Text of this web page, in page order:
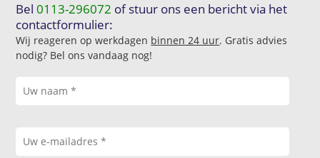
Bel0113-296072 of stuur ons een bericht via het
contactformulier:
Wij reageren op werkdagen binnen 24 uur. Gratis advies
nodig? Bel ons vandaag nog!